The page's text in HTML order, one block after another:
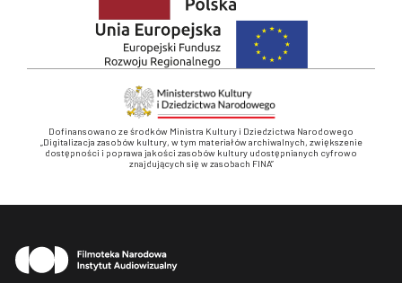
Dofinansowano ze środków Ministra Kultury i Dziedzictwa Narodowego
„Digitalizacja zasobów kultury, w tym materiałów archiwalnych, zwiększenie
dostępności i poprawa jakości zasobów kultury udostępnianych cyfrowo
znajdujących się w zasobach FINA”